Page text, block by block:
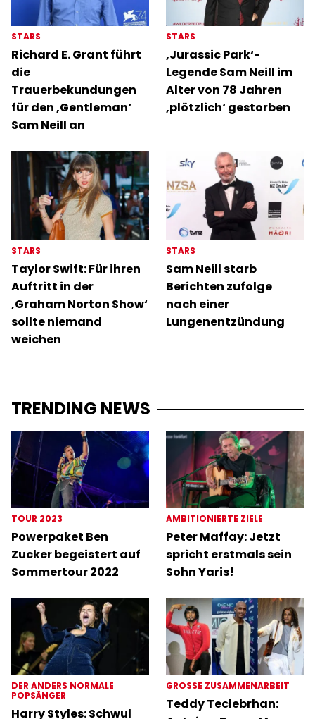
STARS
Richard E. Grant führt
die
Trauerbekundungen
für den ‚Gentleman‘
Sam Neill an
STARS
‚Jurassic Park‘-
Legende Sam Neill im
Alter von 78 Jahren
‚plötzlich‘ gestorben
STARS
Taylor Swift: Für ihren
Auftritt in der
‚Graham Norton Show‘
sollte niemand
weichen
STARS
Sam Neill starb
Berichten zufolge
nach einer
Lungenentzündung
TRENDING NEWS
TOUR 2023
Powerpaket Ben
Zucker begeistert auf
Sommertour 2022
AMBITIONIERTE ZIELE
Peter Maffay: Jetzt
spricht erstmals sein
Sohn Yaris!
DER ANDERS NORMALE
POPSÄNGER
Harry Styles: Schwul
GROSSE ZUSAMMENARBEIT
Teddy Teclebrhan: